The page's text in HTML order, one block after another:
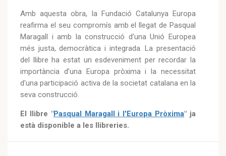
Amb aquesta obra, la Fundació Catalunya Europa
reafirma el seu compromís amb el llegat de Pasqual
Maragall i amb la construcció d'una Unió Europea
més justa, democràtica i integrada. La presentació
del llibre ha estat un esdeveniment per recordar la
importància d’una Europa pròxima i la necessitat
d'una participació activa de la societat catalana en la
seva construcció.
El llibre "Pasqual Maragall i l'Europa Pròxima" ja
està disponible a les llibreries.